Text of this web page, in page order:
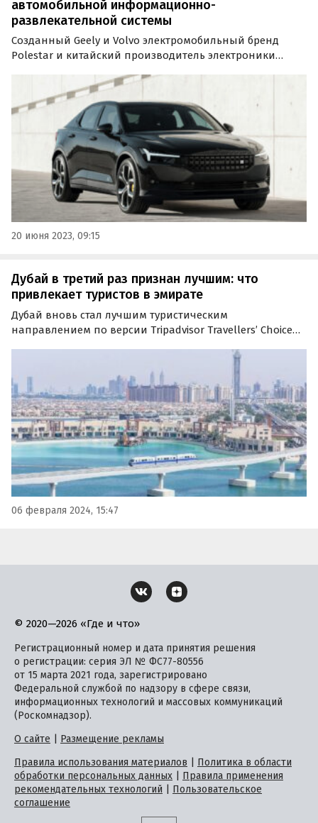
автомобильной информационно-
развлекательной системы
Созданный Geely и Volvo электромобильный бренд
Polestar и китайский производитель электроники
Geely, объявили о создании совместного предприятия.
20 июня 2023, 09:15
Дубай в третий раз признан лучшим: что
привлекает туристов в эмирате
Дубай вновь стал лучшим туристическим
направлением по версии Tripadvisor Travellers’ Choice
06 февраля 2024, 15:47
© 2020—2026 «Где и что»
Регистрационный номер и дата принятия решения
о регистрации: серия ЭЛ № ФС77-80556
от 15 марта 2021 года, зарегистрировано
Федеральной службой по надзору в сфере связи,
информационных технологий и массовых коммуникаций
(Роскомнадзор).
О сайте
Размещение рекламы
Правила использования материалов
Политика в области
обработки персональных данных
Правила применения
рекомендательных технологий
Пользовательское
соглашение